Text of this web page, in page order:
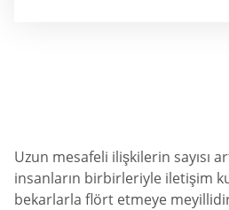
Uzun mesafeli ilişkilerin sayısı
insanların birbirleriyle iletişim
bekarlarla flört etmeye